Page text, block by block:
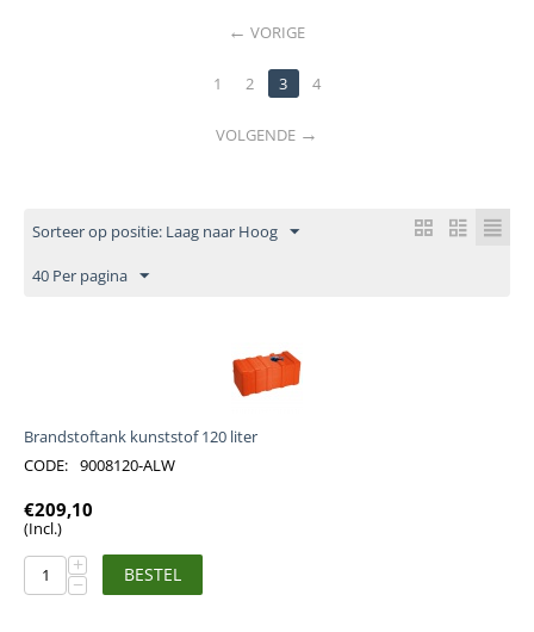
VORIGE
1 2 3 4
VOLGENDE
Sorteer op positie: Laag naar Hoog
40 Per pagina
Brandstoftank kunststof 120 liter
CODE: 9008120-ALW
€209,10
(Incl.)
+
− BESTEL